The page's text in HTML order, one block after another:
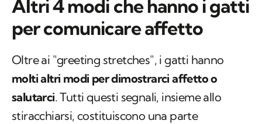
Altri 4 modi che hanno i gatti
per comunicare affetto
Oltre ai "greeting stretches", i gatti hanno
molti altri modi per dimostrarci affetto o
salutarci. Tutti questi segnali, insieme allo
stiracchiarsi, costituiscono una parte